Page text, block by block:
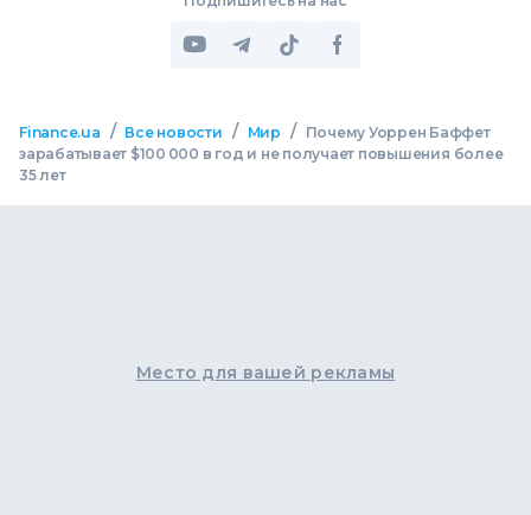
Finance.ua / Все новости / Мир /
Почему Уоррен Баффет
зарабатывает $100 000 в год и не получает повышения более
35 лет
Место для вашей рекламы